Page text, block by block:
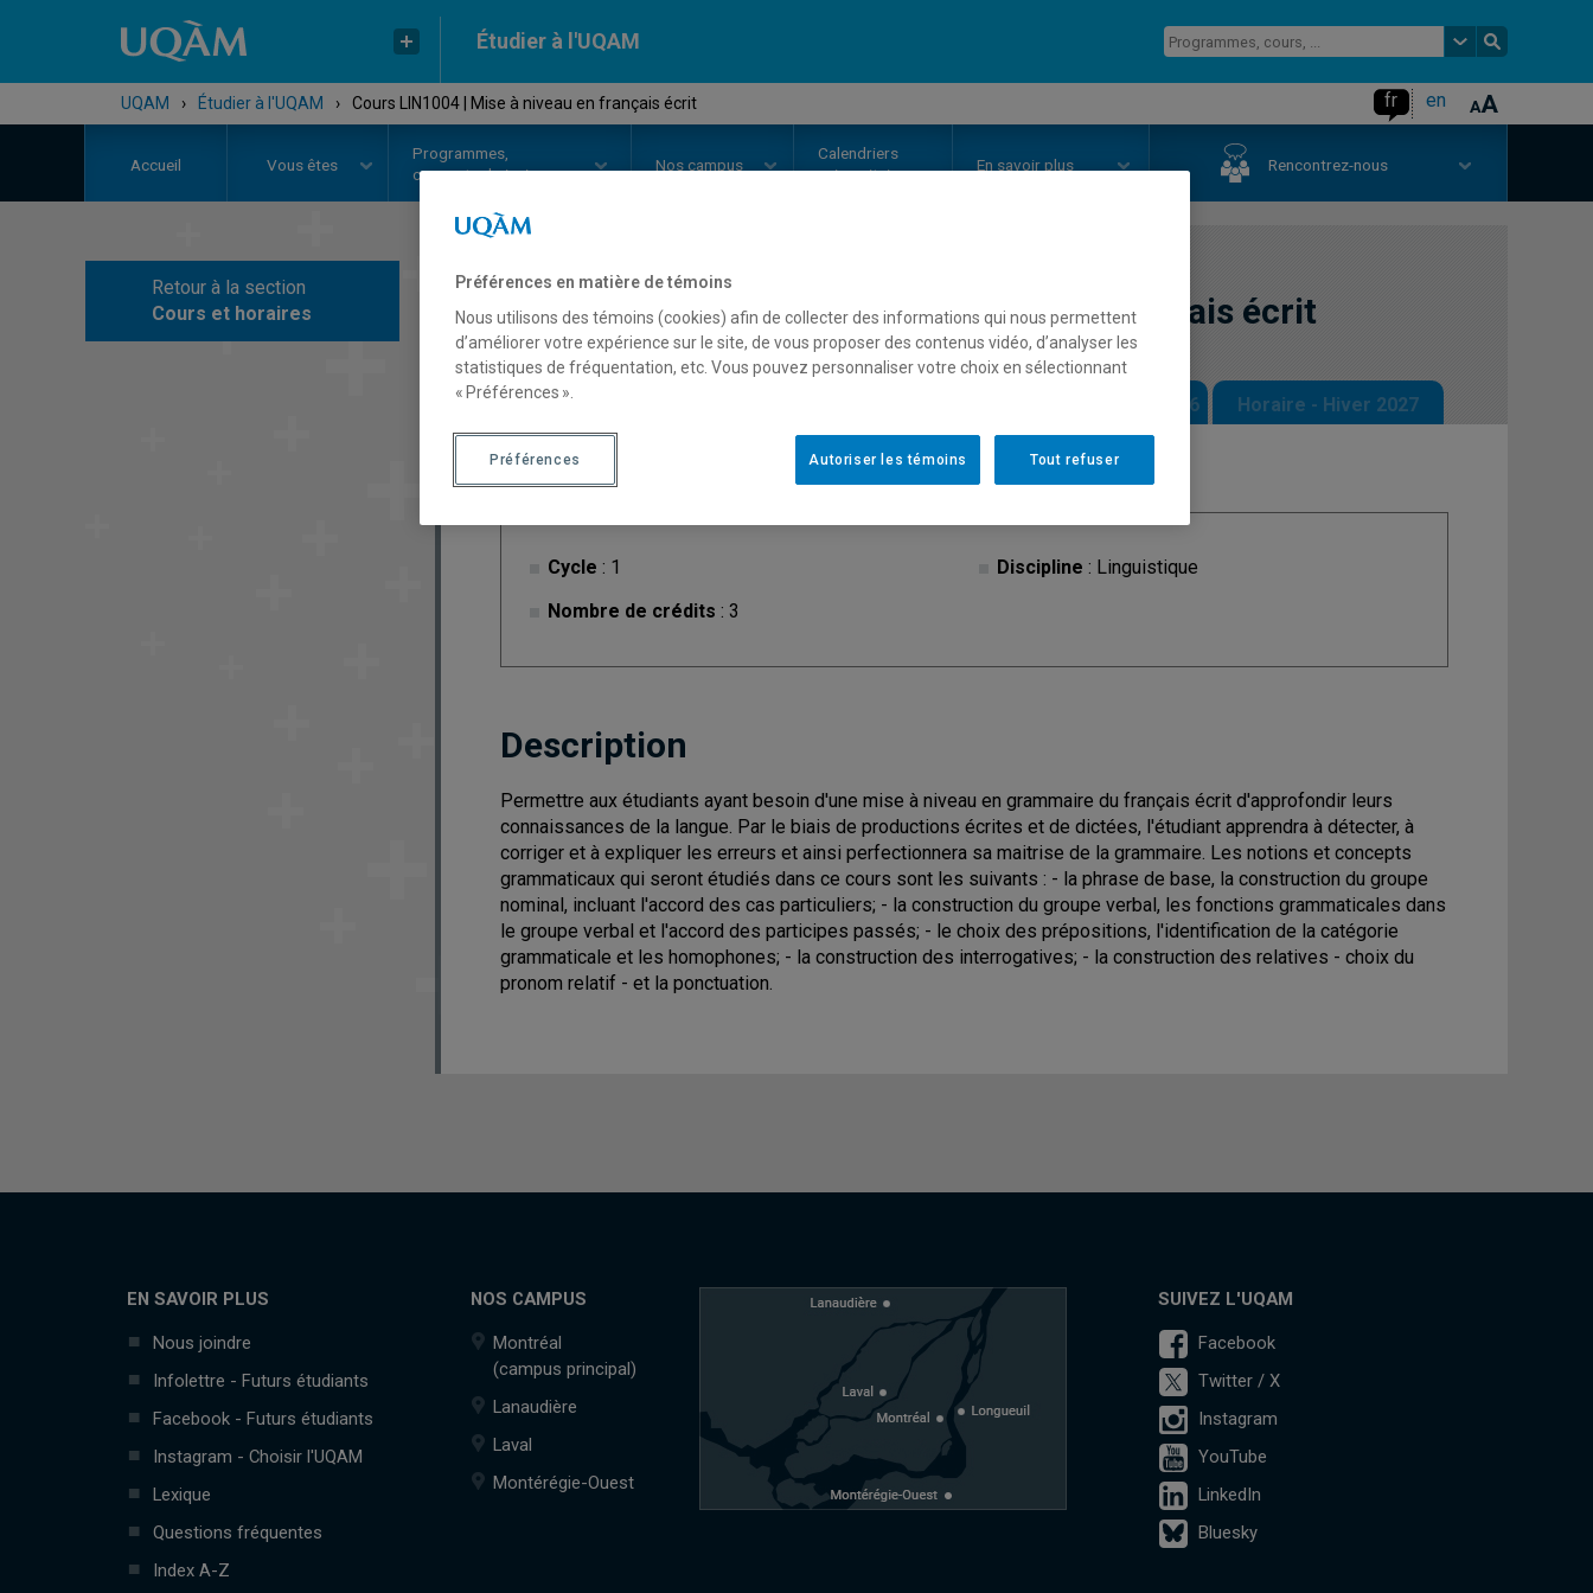
Étudier à l'UQAM
UQAM › Étudier à l'UQAM › Cours LIN1004 | Mise à niveau en français écrit fr en
Accueil Vous êtes
Programmes,
cours et admission
Nos campus
Calendriers
universitaires
En savoir plus Rencontrez-nous
Retour à la section
Cours et horaires
COURS// LIN1004-Mise à niveau en français écrit
Description Horaire - Automne 2026 Horaire - Hiver 2027
Cycle : 1
Nombre de crédits : 3
Discipline : Linguistique
Description
Permettre aux étudiants ayant besoin d'une mise à niveau en grammaire du français écrit d'approfondir leurs
connaissances de la langue. Par le biais de productions écrites et de dictées, l'étudiant apprendra à détecter, à
corriger et à expliquer les erreurs et ainsi perfectionnera sa maitrise de la grammaire. Les notions et concepts
grammaticaux qui seront étudiés dans ce cours sont les suivants : - la phrase de base, la construction du groupe
nominal, incluant l'accord des cas particuliers; - la construction du groupe verbal, les fonctions grammaticales dans
le groupe verbal et l'accord des participes passés; - le choix des prépositions, l'identification de la catégorie
grammaticale et les homophones; - la construction des interrogatives; - la construction des relatives - choix du
pronom relatif - et la ponctuation.
EN SAVOIR PLUS
Nous joindre
Infolettre - Futurs étudiants
Facebook - Futurs étudiants
Instagram - Choisir l'UQAM
Lexique
Questions fréquentes
Index A-Z
NOS CAMPUS
Montréal
(campus principal)
Lanaudière
Laval
Montérégie-Ouest
SUIVEZ L'UQAM
Facebook
Twitter / X
Instagram
YouTube
LinkedIn
Bluesky
Préférences en matière de témoins
Nous utilisons des témoins (cookies) afin de collecter des informations qui nous permettent
d’améliorer votre expérience sur le site, de vous proposer des contenus vidéo, d’analyser les
statistiques de fréquentation, etc. Vous pouvez personnaliser votre choix en sélectionnant
« Préférences ».
Tout refuser
Autoriser les témoins
Préférences